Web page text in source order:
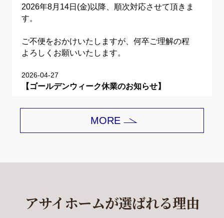
2026年8月14日(金)以降、順次対応させて頂きま
す。
ご不便をおかけいたしますが、何卒ご理解の程
よろしくお願いいたします。
2026-04-27
【ゴールデンウィーク休業のお知らせ】
平素は格別のご愛顧を賜り、誠にありがとうご
下記期間をゴールデンウィーク休業とさせて頂
休業期間中に頂きましたお問い合わせにつきま
MORE
アサイホームが選ばれる理由